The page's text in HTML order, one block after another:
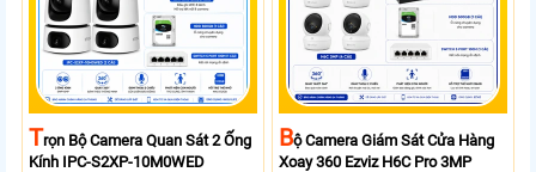
TRọn Bộ Camera Quan Sát 2 Ống
Kính IPC-S2XP-10M0WED
BỘ Camera Giám Sát Cửa Hàng
Xoay 360 Ezviz H6C Pro 3MP